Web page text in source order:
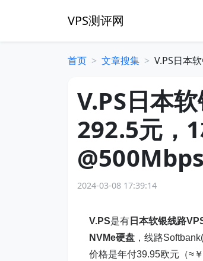
VPS测评网
首页 文章搜集 V.PS日本
V.PS日本
292.5元，
2024-03-08 17:39:14
V.PS是有 日本软银线路
NVMe硬盘 ，线路
价格是年付39.95欧元（≈